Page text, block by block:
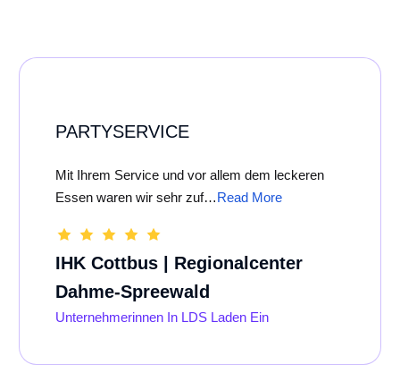
PARTYSERVICE
Mit Ihrem Service und vor allem dem leckeren
Essen waren wir sehr zuf…Read More
IHK Cottbus | Regionalcenter
Dahme‑Spreewald
Unternehmerinnen In LDS Laden Ein